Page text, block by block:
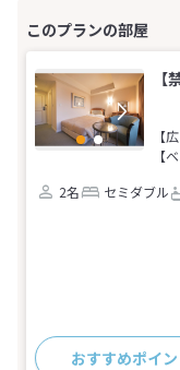
【
【
2名
セミダブル
おすすめポイ